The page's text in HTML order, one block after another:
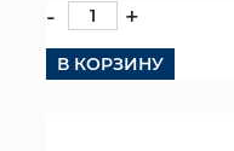
- +
В КОРЗИНУ